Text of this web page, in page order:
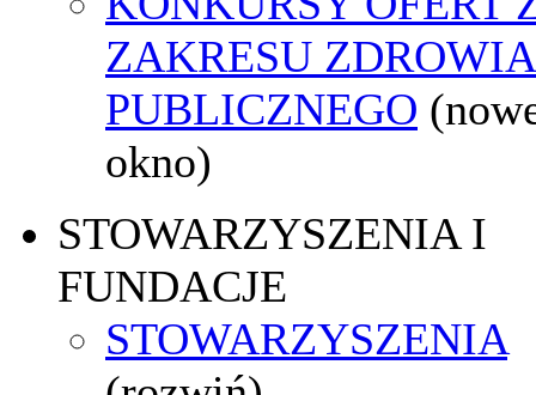
ZAKRESU ZDROWIA
PUBLICZNEGO
okno)
STOWARZYSZENIA I
FUNDACJE
STOWARZYSZENIA